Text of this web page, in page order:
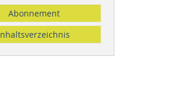
Abonnement